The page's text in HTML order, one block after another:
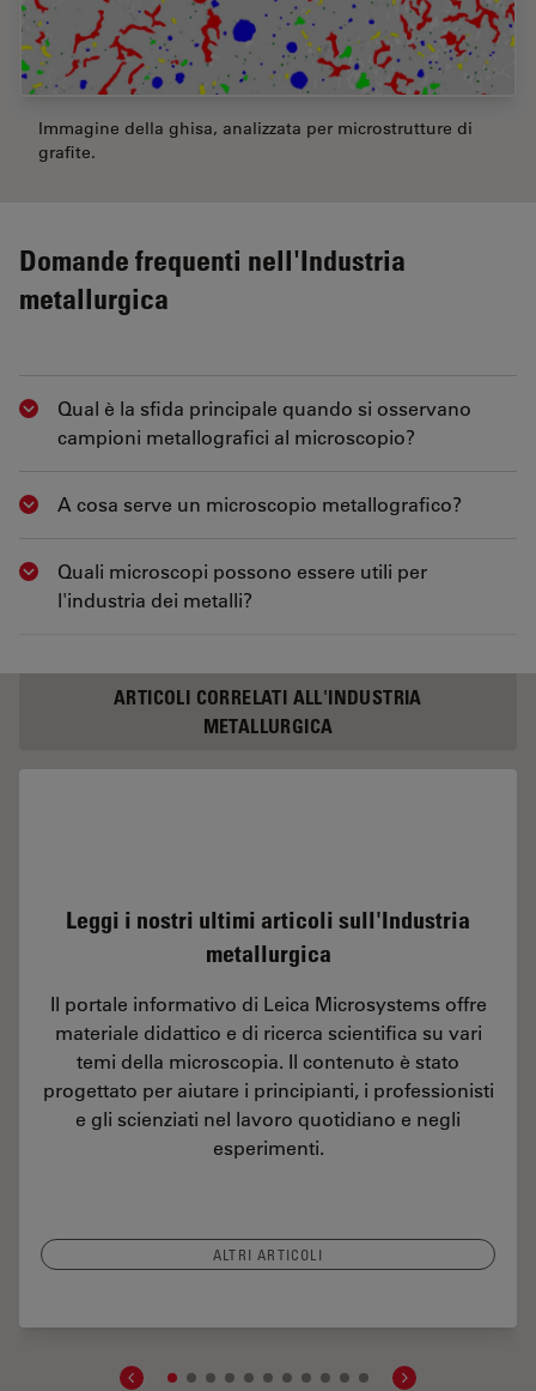
Immagine della ghisa, analizzata per microstrutture di
grafite.
Domande frequenti nell'Industria
metallurgica
Show answer
Qual è la sfida principale quando si osservano
campioni metallografici al microscopio?
Show answer
A cosa serve un microscopio metallografico?
Show answer
Quali microscopi possono essere utili per
l'industria dei metalli?
ARTICOLI CORRELATI ALL'INDUSTRIA
METALLURGICA
Leggi i nostri ultimi articoli sull'Industria
metallurgica
Il portale informativo di Leica Microsystems offre
materiale didattico e di ricerca scientifica su vari
temi della microscopia. Il contenuto è stato
progettato per aiutare i principianti, i professionisti
e gli scienziati nel lavoro quotidiano e negli
esperimenti.
ALTRI ARTICOLI